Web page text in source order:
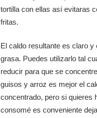
tortilla con ellas así evitaras
fritas.
El caldo resultante es claro y
grasa. Puedes utilizarlo tal
reducir para que se
guisos y arroz es mejor el
concentrado, pero si quieres
consomé es conveniente